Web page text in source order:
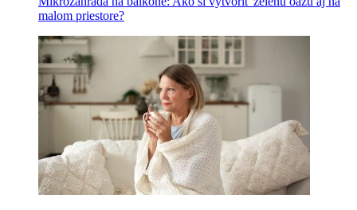
malom priestore?